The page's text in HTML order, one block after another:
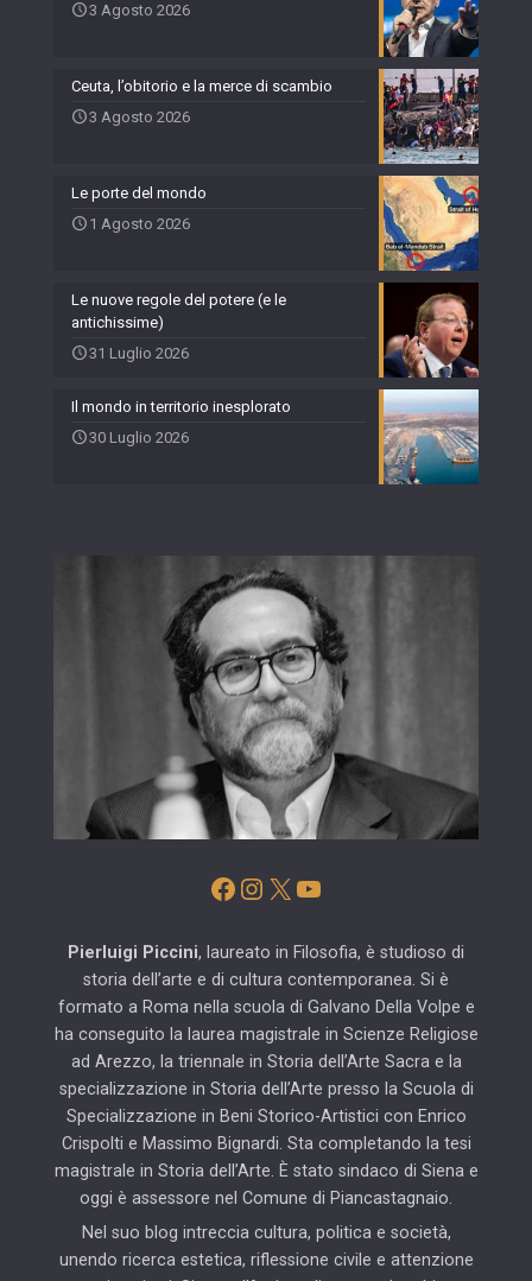
3 Agosto 2026
Ceuta, l’obitorio e la merce di scambio
3 Agosto 2026
Le porte del mondo
1 Agosto 2026
Le nuove regole del potere (e le
antichissime)
31 Luglio 2026
Il mondo in territorio inesplorato
30 Luglio 2026
Facebook
Instagram
X YouTube
Pierluigi Piccini, laureato in Filosofia, è studioso di
storia dell’arte e di cultura contemporanea. Si è
formato a Roma nella scuola di Galvano Della Volpe e
ha conseguito la laurea magistrale in Scienze Religiose
ad Arezzo, la triennale in Storia dell’Arte Sacra e la
specializzazione in Storia dell’Arte presso la Scuola di
Specializzazione in Beni Storico-Artistici con Enrico
Crispolti e Massimo Bignardi. Sta completando la tesi
magistrale in Storia dell’Arte. È stato sindaco di Siena e
oggi è assessore nel Comune di Piancastagnaio.
Nel suo blog intreccia cultura, politica e società,
unendo ricerca estetica, riflessione civile e attenzione